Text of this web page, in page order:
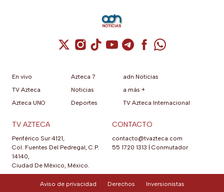
Cuenta de X / Twitter (se abre en una
Cuenta de Instagram (se abre en una
Cuenta de TikTok (se abre en
Cuenta de YouTube (se abre
Cuenta de Telegram (se
Cuenta de
Cuenta de
En vivo
TV Azteca
Azteca UNO
Azteca 7
Noticias
Deportes
adn Noticias
a más +
TV Azteca Internacional
TV AZTECA
Periférico Sur 4121,
Col. Fuentes Del Pedregal, C.P.
14140,
Ciudad De México, México.
CONTACTO
contacto@tvazteca.com
55 1720 1313
Conmutador
Aviso de privacidad Derechos
Inversionistas